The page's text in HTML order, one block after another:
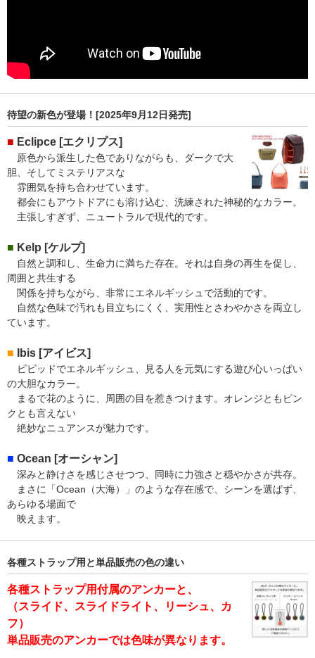
待望の新色が登場！[2025年9月12日発売]
■ Eclipce [​エクリプス]
原色から派生した色でありながらも、ダークで大
胆、そしてミステリアスな
雰囲気を持ち合わせています。
都会にもアウトドアにも溶け込む、洗練された神秘的なカラー。
主張しすぎず、ニュートラルで現代的です。
■ Kelp [ケルプ]
自然と調和し、生命力に満ちた存在。それは自身の再生を促し、
周囲と共生する
関係を持ちながら、非常にエネルギッシュで活動的です。
自然な色味で汚れも目立ちにくく、実用性とさわやかさを両立し
ています。
■ Ibis [アイビス]
ビビッドでエネルギッシュ、見る人を元気にする遊び心いっぱい
の大胆なカラー。
まるで花のように、周囲の目を惹きつけます。オレンジともピン
クとも言えない
絶妙なニュアンスが魅力です。
■ Ocean [オーシャン]
深みと静けさを感じさせつつ、同時に力強さと穏やかさが共存。
まさに「Ocean（大海）」のような存在感で、シーンを選ばず、
あらゆる場面で
映えます。
各種ストラップ用と単品販売の色の違い
各種ストラップ用付属のアンカーと、
（スライド、スライドライト、リーシュ、カ
フ）
単品販売のアンカーでは色味が異なります。